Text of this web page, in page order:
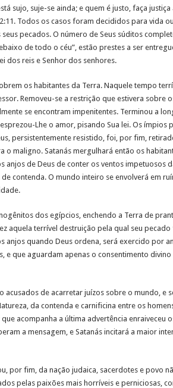
sujo, suje-se ainda; e quem é justo, faça justiça
Todos os casos foram decididos para vida
pecados. O número de Seus súditos
de todo o céu”, estão prestes a ser
dos reis e Senhor dos senhores.
os habitantes da Terra. Naquele tempo
Removeu-se a restrição que estivera sobre
se encontram impenitentes. Terminou a
Lhe o amor, pisando Sua lei. Os ímpios
persistentemente resistido, foi, por fim,
o maligno. Satanás mergulhará então os
anjos de Deus de conter os ventos impetuosos
contenda. O mundo inteiro se envolverá em
dos egípcios, enchendo a Terra de
aquela terrível destruição pela qual seu
quando Deus ordena, será exercido por
e que aguardam apenas o consentimento divino
acusados de acarretar juízos sobre o mundo, e
da contenda e carnificina entre os
acompanha a última advertência enraiveceu
a mensagem, e Satanás incitará a maior
por fim, da nação judaica, sacerdotes e povo
pelas paixões mais horríveis e perniciosas,